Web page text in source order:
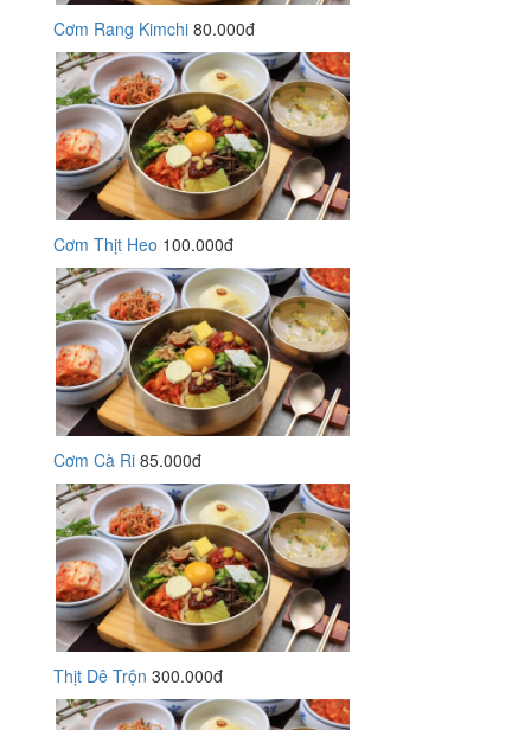
Cơm Rang Kimchi 80.000đ
Cơm Thịt Heo 100.000đ
Cơm Cà Ri 85.000đ
Thịt Dê Trộn 300.000đ